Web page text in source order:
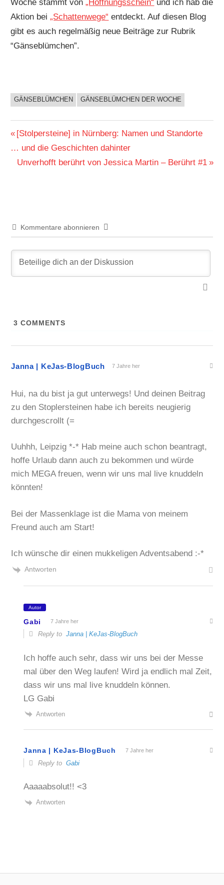
Woche stammt von„Hoffnungsschein“ und ich hab die
Aktion bei„Schattenwege“ entdeckt. Auf diesen Blog
gibt es auch regelmäßig neue Beiträge zur Rubrik
“Gänseblümchen”.
BUCHIGES
GÄNSEBLÜMCHEN GÄNSEBLÜMCHEN DER WOCHE
Beitragsnavigation
Vorheriger
Beitrag:
[Stolpersteine] in Nürnberg: Namen und Standorte
… und die Geschichten dahinter
Nächster
Unverhofft berührt von Jessica Martin – Berührt #1
Kommentare abonnieren
3 COMMENTS
Janna | KeJas-BlogBuch 7 Jahre her
Hui, na du bist ja gut unterwegs! Und deinen Beitrag
zu den Stoplersteinen habe ich bereits neugierig
durchgescrollt (=
Uuhhh, Leipzig *-* Hab meine auch schon beantragt,
hoffe Urlaub dann auch zu bekommen und würde
mich MEGA freuen, wenn wir uns mal live knuddeln
könnten!
Bei der Massenklage ist die Mama von meinem
Freund auch am Start!
Ich wünsche dir einen mukkeligen Adventsabend :-*
Antworten
Autor
Gabi 7 Jahre her
Reply toJanna | KeJas-BlogBuch
Ich hoffe auch sehr, dass wir uns bei der Messe
mal über den Weg laufen! Wird ja endlich mal Zeit,
dass wir uns mal live knuddeln können.
LG Gabi
Antworten
Janna | KeJas-BlogBuch 7 Jahre her
Reply toGabi
Aaaaabsolut!! <3
Antworten